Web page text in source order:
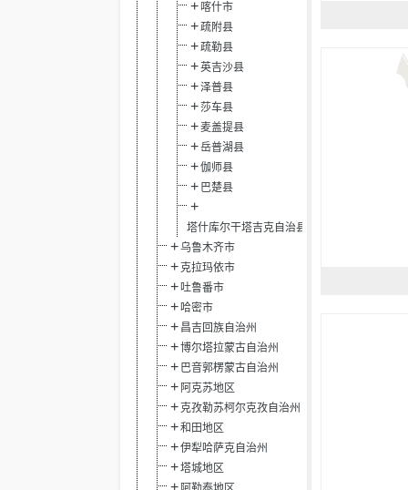
喀什市
疏附县
疏勒县
英吉沙县
泽普县
莎车县
麦盖提县
岳普湖县
伽师县
巴楚县
塔什库尔干塔吉克自治县
乌鲁木齐市
克拉玛依市
吐鲁番市
哈密市
昌吉回族自治州
博尔塔拉蒙古自治州
巴音郭楞蒙古自治州
阿克苏地区
克孜勒苏柯尔克孜自治州
和田地区
伊犁哈萨克自治州
塔城地区